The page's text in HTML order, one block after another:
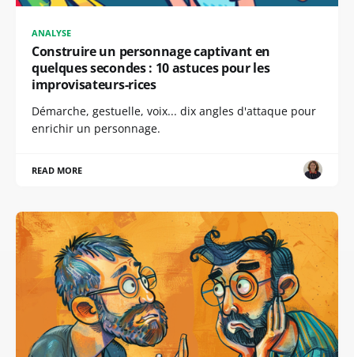
ANALYSE
Construire un personnage captivant en
quelques secondes : 10 astuces pour les
improvisateurs-rices
Démarche, gestuelle, voix... dix angles d'attaque pour
enrichir un personnage.
READ MORE